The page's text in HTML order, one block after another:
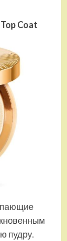
Coat
пудру.